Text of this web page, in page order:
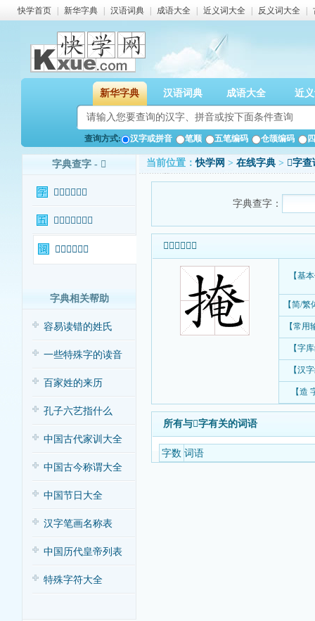
快学首页 新华字典 汉语词典 成语大全 近义词大全 反义词大全
新华字典 汉语词典 成语大全 近
查询方式: 汉字或拼音 笔顺 五笔编码 仓颉编码
字典查字 - 𢲅
𢲅字基本信息
𢲅字输入法查询
𢲅字相关词语
字典相关帮助
容易读错的姓氏
一些特殊字的读音
百家姓的来历
孔子六艺指什么
中国古代家训大全
中国古今称谓大全
中国节日大全
汉字笔画名称表
中国历代皇帝列表
特殊字符大全
当前位置：快学网 > 在线字典 > 𢲅字
字典查字：
𢲅字基本信息
【基
【简/
【常用
【字
【汉
【造
所有与𢲅字有关的词语
字数 词语